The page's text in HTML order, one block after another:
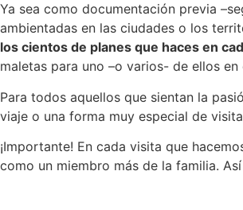
Ya sea como documentación previa
ambientadas en las ciudades o los
los cientos de planes que haces en
maletas para uno –o varios- de ellos en
Para todos aquellos que sientan la
viaje o una forma muy especial de
¡Importante! En cada visita que
como un miembro más de la familia.